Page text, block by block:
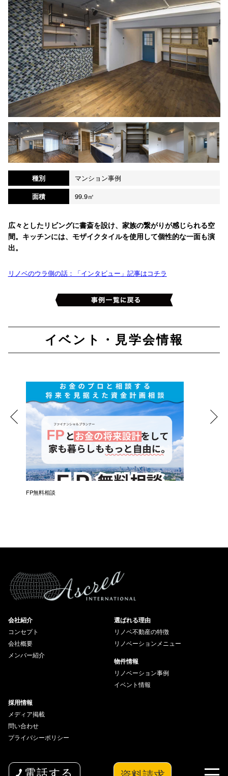
種別
マンション事例
面積
99.9㎡
広々としたリビングに書斎を設け、家族の繋がりが感じられる空
間。キッチンには、モザイクタイルを使用して個性的な一面も演
出。
リノベのウラ側の話：「インタビュー」記事はコチラ
イベント・見学会情報
FP無料相談
会社紹介
コンセプト
会社概要
メンバー紹介
選ばれる理由
リノベ不動産の特徴
リノベーションメニュー
物件情報
リノベーション事例
イベント情報
採用情報
メディア掲載
問い合わせ
プライバシーポリシー